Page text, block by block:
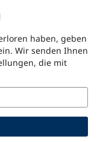
haben, geben
Wir senden Ihnen
die mit